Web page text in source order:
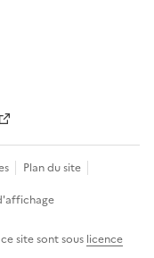
Plan du site
site sont sous licence